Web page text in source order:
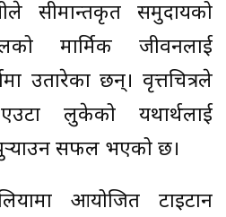
सीमान्तकृत समुदायको
मार्मिक जीवनलाई
उतारेका छन्। वृत्तचित्रले
लुकेको यथार्थलाई
पुर्‍याउन सफल भएको छ।
आयोजित टाइटान